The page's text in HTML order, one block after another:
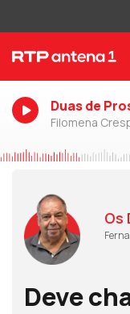
Duas de
Filomena
Os
Deve